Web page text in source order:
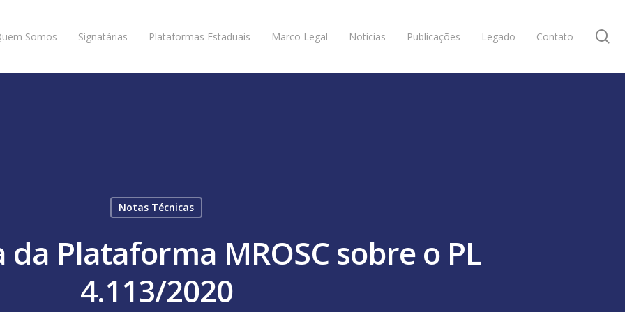
Somos Signatárias Plataformas Estaduais Marco Legal Notícias Publicações Legado Contato
Notas Técnicas
da Plataforma MROSC sobre o PL
4.113/2020